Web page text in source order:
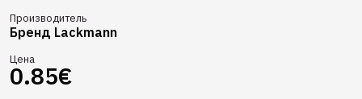
Производитель
Бренд Lackmann
Цена
0.85€